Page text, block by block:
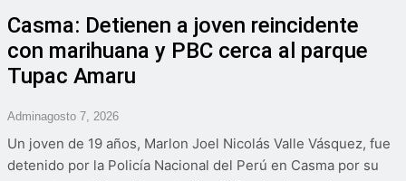
Casma: Detienen a joven reincidente
con marihuana y PBC cerca al parque
Tupac Amaru
AdminAgosto 7, 2026
Un joven de 19 años, Marlon Joel Nicolás Valle Vásquez, fue
detenido por la Policía Nacional del Perú en Casma por su